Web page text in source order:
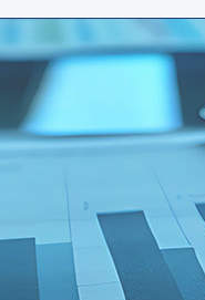
navigation